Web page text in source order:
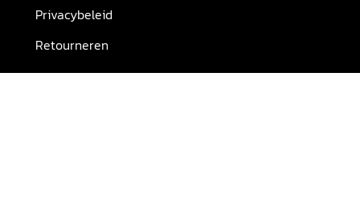
Privacybeleid
Retourneren